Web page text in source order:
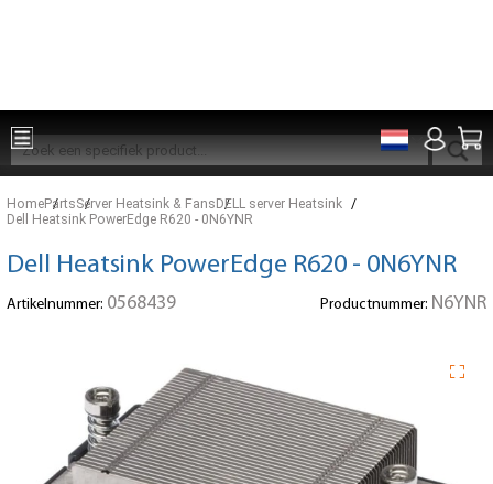
HomePartsServer Heatsink & FansDELL server Heatsink
Dell Heatsink PowerEdge R620 - 0N6YNR
Dell Heatsink PowerEdge R620 - 0N6YNR
Artikelnummer: 0568439 Productnummer: N6YNR